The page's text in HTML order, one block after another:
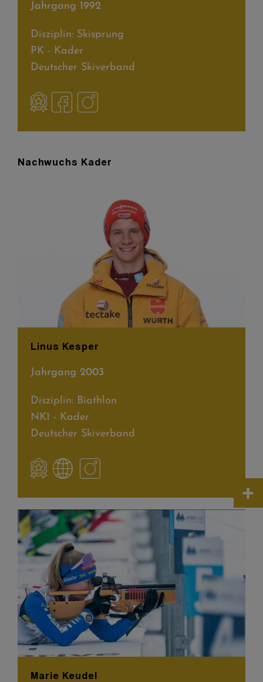
Jahrgang 1992
Disziplin: Skisprung
PK - Kader
Deutscher Skiverband
Nachwuchs Kader
Linus Kesper
Jahrgang 2003
Disziplin: Biathlon
NK1 - Kader
Deutscher Skiverband
Marie Keudel
+